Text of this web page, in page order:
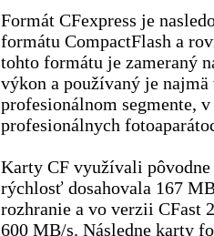
Formát CFexpress je
formátu CompactFlash a
tohto formátu je zameraný
výkon a používaný je najmä
profesionálnom segmente, v
profesionálnych
Karty CF využívali
rýchlosť dosahovala 167
rozhranie a vo verzii CFast
600 MB/s. Následne karty